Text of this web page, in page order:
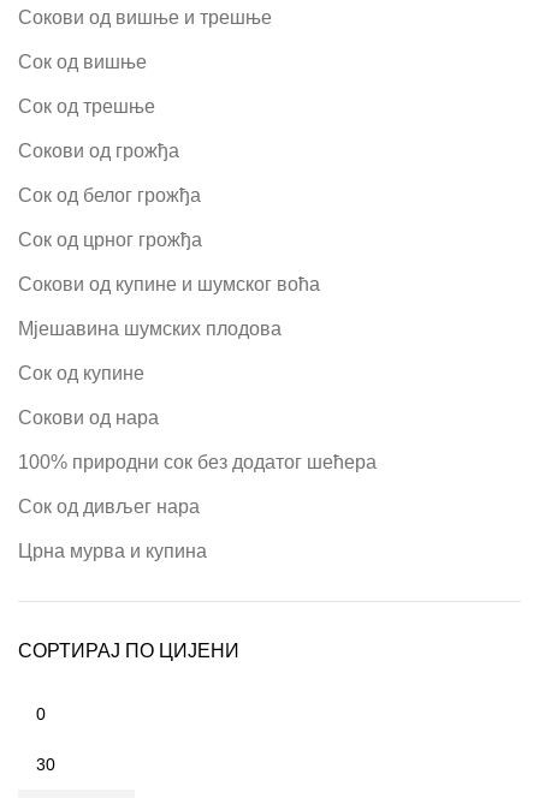
Сокови од вишње и трешње
Сок од вишње
Сок од трешње
Сокови од грожђа
Сок од белог грожђа
Сок од црног грожђа
Сокови од купине и шумског воћа
Мјешавина шумских плодова
Сок од купине
Сокови од нара
100% природни сок без додатог шећера
Сок од дивљег нара
Црна мурва и купина
СОРТИРАЈ ПО ЦИЈЕНИ